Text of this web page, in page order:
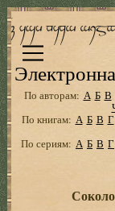
По авторам: А Б В
По книгам: А Б В Г
По сериям: А Б В Г